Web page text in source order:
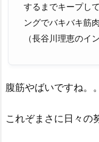
するまでキープし
ングでバキバキ筋
（長谷川理恵のイ
腹筋やばいですね。。
これぞまさに日々の